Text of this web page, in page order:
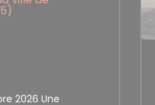
2026 Une